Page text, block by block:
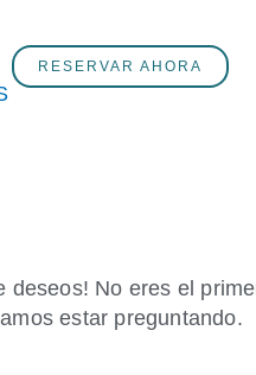
RESERVAR AHORA
deseos! No eres el
estar preguntando.